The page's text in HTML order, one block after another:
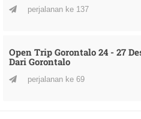
perjalanan ke 137
Open Trip Gorontalo 24 - 27
Dari Gorontalo
perjalanan ke 69